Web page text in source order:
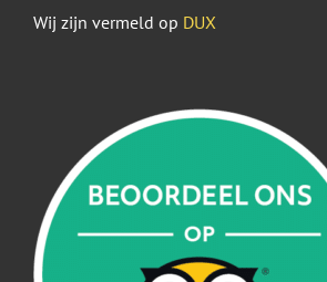
Wij zijn vermeld op DUX